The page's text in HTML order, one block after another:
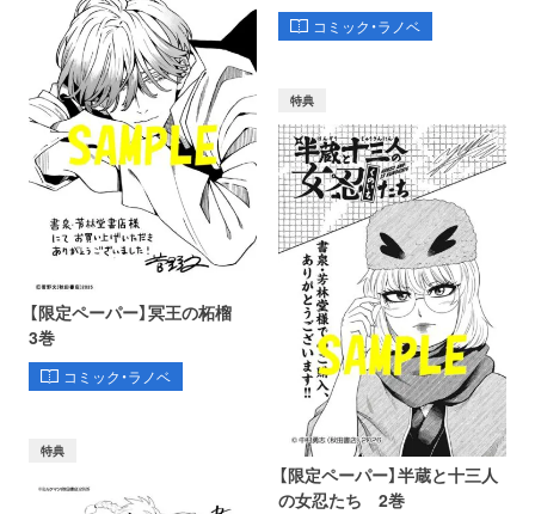
コミック・ラノベ
【限定ペーパー】冥王の柘榴
3巻
コミック・ラノベ
特典
【限定ペーパー】半蔵と十三人
の女忍たち 2巻
特典